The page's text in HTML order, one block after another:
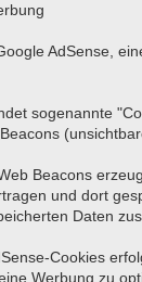
AdSense,
sogenannte
Beacons
und dort
Daten
Cookies
Werbung zu